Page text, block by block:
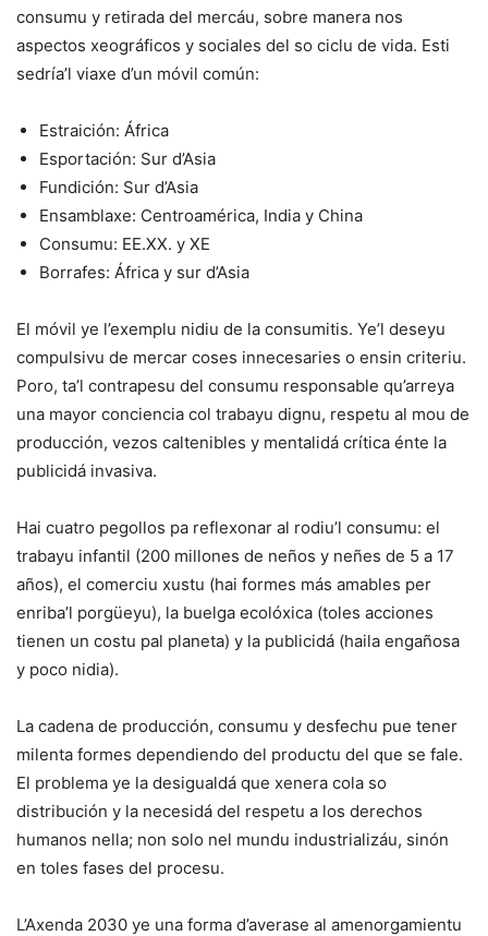
consumu y retirada del mercáu, sobre manera nos
aspectos xeográficos y sociales del so ciclu de vida. Esti
sedría’l viaxe d’un móvil común:
Estraición: África
Esportación: Sur d’Asia
Fundición: Sur d’Asia
Ensamblaxe: Centroamérica, India y China
Consumu: EE.XX. y XE
Borrafes: África y sur d’Asia
El móvil ye l’exemplu nidiu de la consumitis. Ye’l deseyu
compulsivu de mercar coses innecesaries o ensin criteriu.
Poro, ta’l contrapesu del consumu responsable qu’arreya
una mayor conciencia col trabayu dignu, respetu al mou de
producción, vezos caltenibles y mentalidá crítica énte la
publicidá invasiva.
Hai cuatro pegollos pa reflexonar al rodiu’l consumu: el
trabayu infantil (200 millones de neños y neñes de 5 a 17
años), el comerciu xustu (hai formes más amables per
enriba’l porgüeyu), la buelga ecolóxica (toles acciones
tienen un costu pal planeta) y la publicidá (haila engañosa
y poco nidia).
La cadena de producción, consumu y desfechu pue tener
milenta formes dependiendo del productu del que se fale.
El problema ye la desigualdá que xenera cola so
distribución y la necesidá del respetu a los derechos
humanos nella; non solo nel mundu industrializáu, sinón
en toles fases del procesu.
L’Axenda 2030 ye una forma d’averase al amenorgamientu